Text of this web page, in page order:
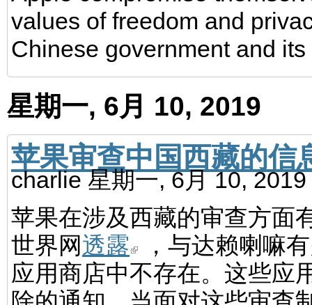
values of freedom and
Chinese government and
星期一, 6月 10, 2019
苹果审查中国西藏的信
charlie星期一, 6月 10, 2019
苹果在涉及西藏的审查方面
世界网透露
，与达赖喇嘛
应用商店中不存在。这些应